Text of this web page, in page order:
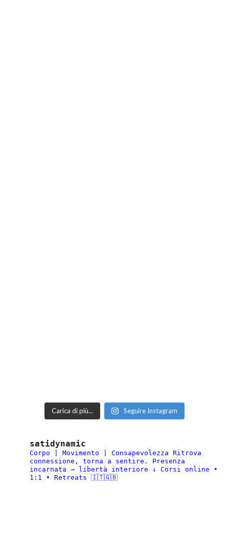
Carica di più... Seguire Instagram
satidynamic
Corpo | Movimento | Consapevolezza Ritrova
connessione, torna a sentire.
Presenza
incarnata → libertà interiore ↓ Corsi online •
1:1 • Retreats 🇮🇹🇬🇧